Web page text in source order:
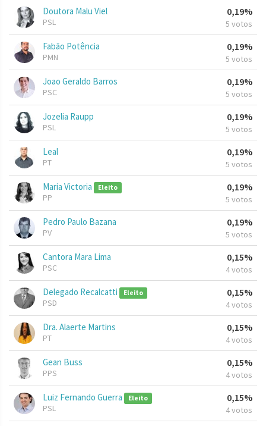
Doutora Malu Viel
PSL
0,19%
5 votos
Fabão Potência
PMN
0,19%
5 votos
Joao Geraldo Barros
PSC
0,19%
5 votos
Jozelia Raupp
PSL
0,19%
5 votos
Leal
PT
0,19%
5 votos
Maria Victoria Eleito
PP
0,19%
5 votos
Pedro Paulo Bazana
PV
0,19%
5 votos
Cantora Mara Lima
PSC
0,15%
4 votos
Delegado Recalcatti Eleito
PSD
0,15%
4 votos
Dra. Alaerte Martins
PT
0,15%
4 votos
Gean Buss
PPS
0,15%
4 votos
Luiz Fernando Guerra Eleito
PSL
0,15%
4 votos